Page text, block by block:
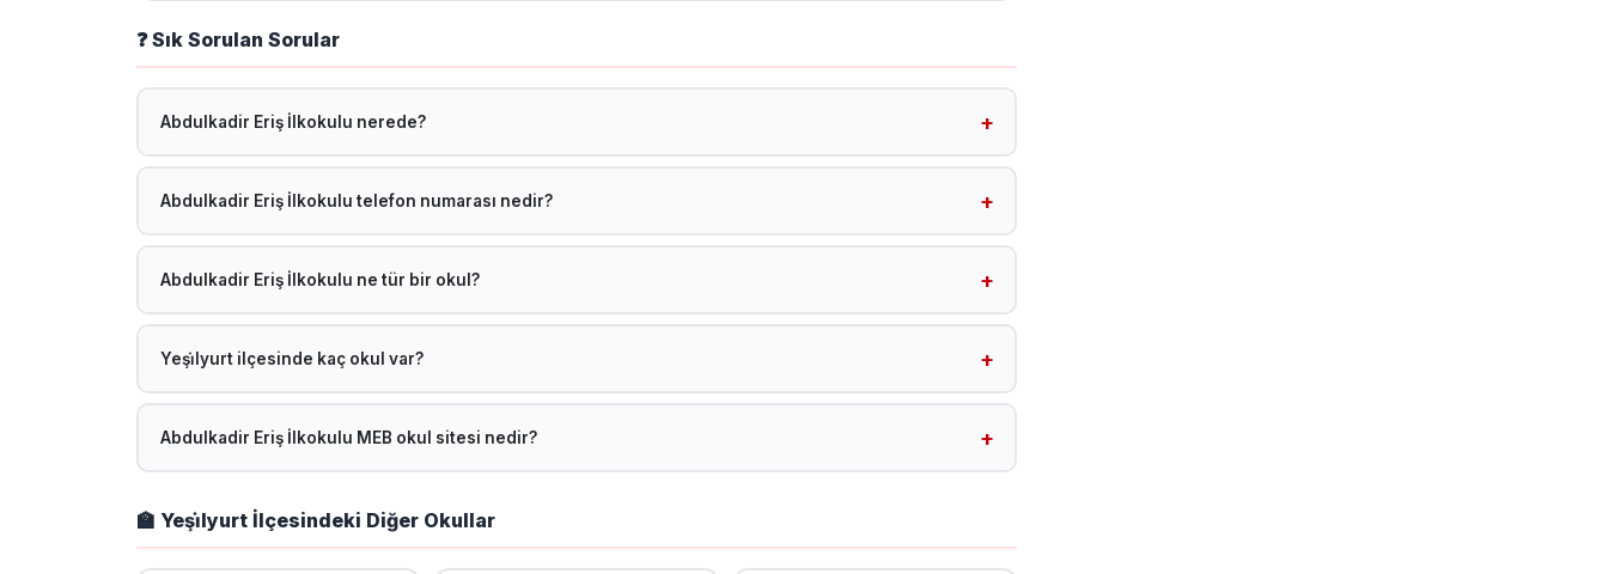
❓ Sık Sorulan Sorular
Abdulkadir Eriş İlkokulu nerede?
Abdulkadir Eriş İlkokulu, Malatya Yeşi̇lyurt ilçesinde yer almaktadır.
Abdulkadir Eriş İlkokulu telefon numarası nedir?
Telefon bilgisi sisteme henüz eklenmemiştir. MEB okul sitesini ziyaret edebilirsiniz.
Abdulkadir Eriş İlkokulu ne tür bir okul?
Abdulkadir Eriş İlkokulu, MEB'e bağlı bir İlkokul olup Malatya Yeşi̇lyurt ilçesinde 2026 yılında eğitim-öğretime
devam etmektedir.
Yeşi̇lyurt ilçesinde kaç okul var?
Malatya Yeşi̇lyurt ilçesinde toplam 228 okul bulunmaktadır. Tüm Yeşi̇lyurt okullarına /malatya-okullar?
ilce=YE%C5%9E%C4%B0LYURT adresinden ulaşabilirsiniz.
Abdulkadir Eriş İlkokulu MEB okul sitesi nedir?
öğretmen kadrosu, vizyon-misyon ve kurumsal bilgilere ulaşabilirsiniz.
🏫 Yeşi̇lyurt İlçesindeki Diğer Okullar